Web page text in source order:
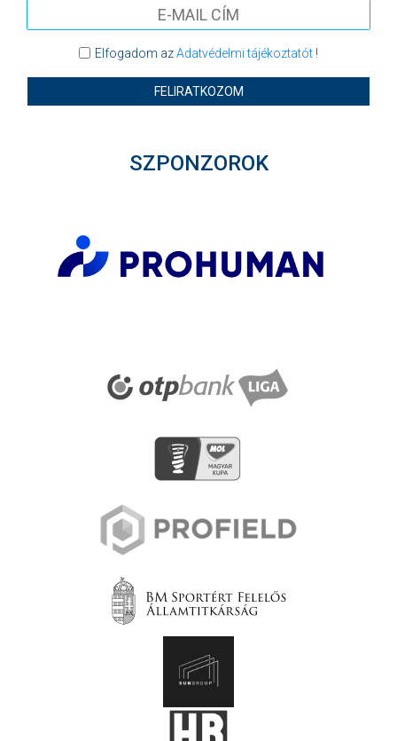
Elfogadom azAdatvédelmi tájékoztatót!
FELIRATKOZOM
SZPONZOROK